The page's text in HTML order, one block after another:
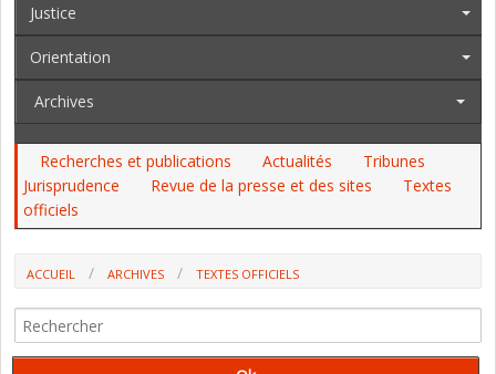
Justice
Orientation
Archives
Recherches et publications Actualités
Tribunes
Jurisprudence
Revue de la presse et des sites
Textes
officiels
ACCUEIL ARCHIVES TEXTES OFFICIELS